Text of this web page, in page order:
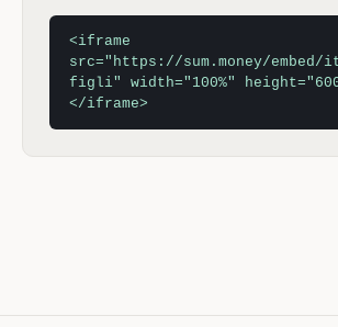
<iframe
src="https://sum.money/embed/
figli" width="100%"
</iframe>